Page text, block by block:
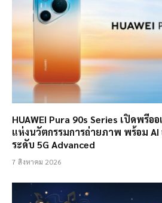
HUAWEI Pura 90s Series เปิดพรี
แห่งนวัตกรรมการถ่ายภาพ พร้อม AI
ระดับ 5G Advanced
7 สิงหาคม 2026